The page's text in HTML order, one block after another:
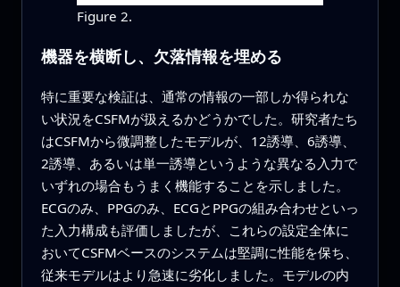
Figure 2.
機器を横断し、欠落情報を埋める
特に重要な検証は、通常の情報の一部しか得られな
い状況をCSFMが扱えるかどうかでした。研究者たち
はCSFMから微調整したモデルが、12誘導、6誘導、
2誘導、あるいは単一誘導というような異なる入力で
いずれの場合もうまく機能することを示しました。
ECGのみ、PPGのみ、ECGとPPGの組み合わせといっ
た入力構成も評価しましたが、これらの設定全体に
おいてCSFMベースのシステムは堅調に性能を保ち、
従来モデルはより急速に劣化しました。モデルの内